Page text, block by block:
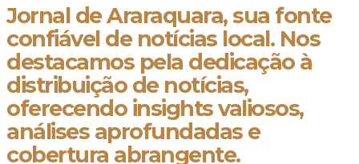
Jornal de Araraquara, sua fonte
confiável de notícias local. Nos
destacamos pela dedicação à
distribuição de notícias,
oferecendo insights valiosos,
análises aprofundadas e
cobertura abrangente.